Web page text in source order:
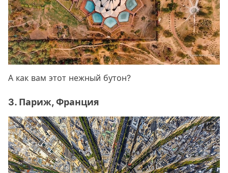
А как вам этот нежный бутон?
3. Париж, Франция